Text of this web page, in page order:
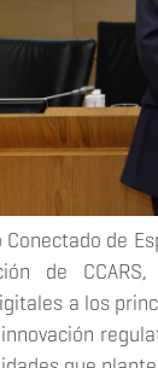
de
de
a los